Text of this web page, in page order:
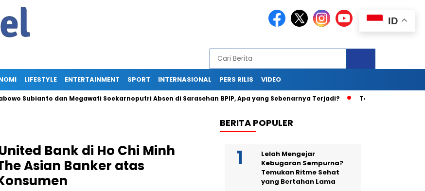
LIFESTYLE ENTERTAINMENT SPORT INTERNASIONAL PERS RILIS VIDEO
dan Megawati Soekarnoputri Absen di Sarasehan BPIP, Apa yang Sebenarnya Terjadi? Teka-Teki Kematian
Bank di Ho Chi Minh
Asian Banker atas
BERITA POPULER
Lelah Mengejar
Kebugaran Sempurna?
Temukan Ritme Sehat
yang Bertahan Lama
ID